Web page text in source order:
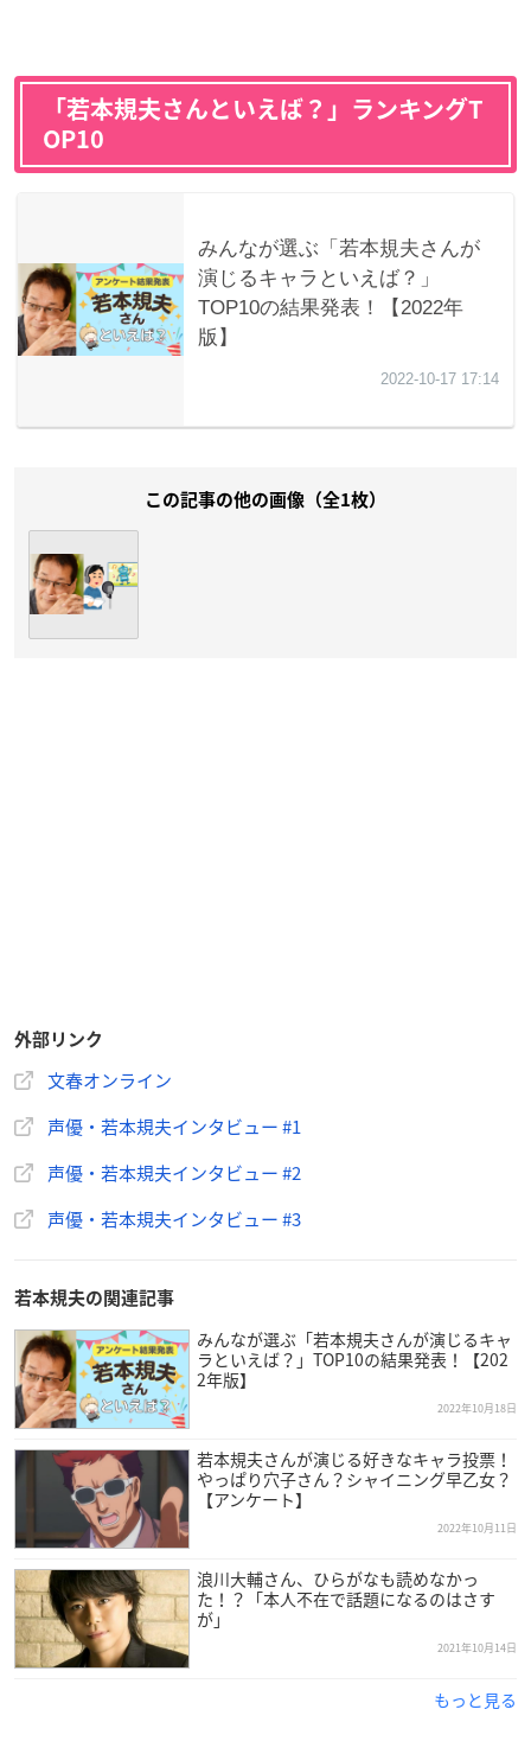
「若本規夫さんといえば？」ランキングT
OP10
この記事の他の画像（全1枚）
外部リンク
文春オンライン
声優・若本規夫インタビュー #1
声優・若本規夫インタビュー #2
声優・若本規夫インタビュー #3
若本規夫の関連記事
みんなが選ぶ「若本規夫さんが演じるキャ
ラといえば？」TOP10の結果発表！【202
2年版】
2022年10月18日
若本規夫さんが演じる好きなキャラ投票！
やっぱり穴子さん？シャイニング早乙女？
【アンケート】
2022年10月11日
浪川大輔さん、ひらがなも読めなかっ
た！？「本人不在で話題になるのはさす
が」
2021年10月14日
もっと見る